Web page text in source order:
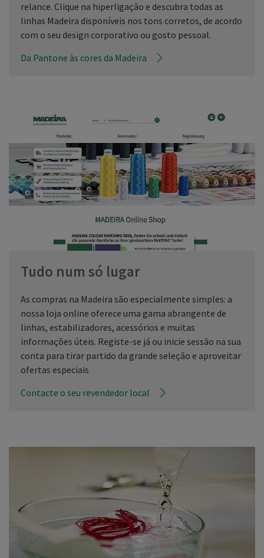
relance. Clique na hiperligação e descubra todas as
linhas Madeira disponíveis nos tons corretos, de acordo
com o seu design corporativo ou gosto pessoal.
Da Pantone às cores da Madeira
Tudo num só lugar
As compras na Madeira são especialmente simples: a
nossa loja online oferece uma gama abrangente de
linhas, estabilizadores, acessórios e muitas
informações úteis. Registe-se já ou inicie sessão na sua
conta para tirar partido da grande seleção e aproveitar
ofertas especiais
Contacte o seu revendedor local